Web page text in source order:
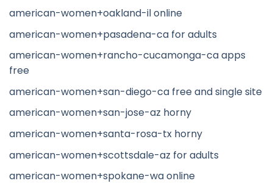
american-women+oakland-il online
american-women+pasadena-ca for adults
american-women+rancho-cucamonga-ca apps
free
american-women+san-diego-ca free and single site
american-women+san-jose-az horny
american-women+santa-rosa-tx horny
american-women+scottsdale-az for adults
american-women+spokane-wa online